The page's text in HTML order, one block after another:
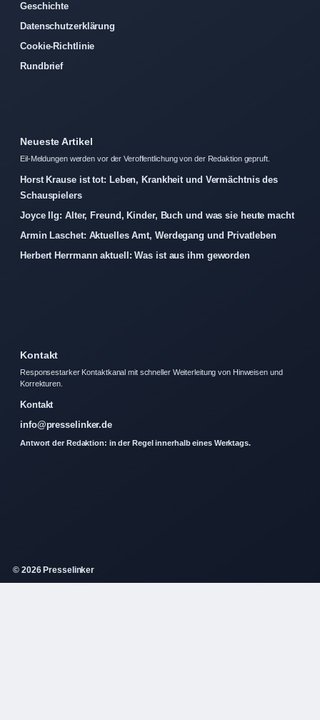
Geschichte
Datenschutzerklärung
Cookie-Richtlinie
Rundbrief
Neueste Artikel
Eil-Meldungen werden vor der Veroffentlichung von der Redaktion gepruft.
Horst Krause ist tot: Leben, Krankheit und Vermächtnis des
Schauspielers
Joyce Ilg: Alter, Freund, Kinder, Buch und was sie heute macht
Armin Laschet: Aktuelles Amt, Werdegang und Privatleben
Herbert Herrmann aktuell: Was ist aus ihm geworden
Kontakt
Responsestarker Kontaktkanal mit schneller Weiterleitung von Hinweisen und
Korrekturen.
Kontakt
info@presselinker.de
Antwort der Redaktion: in der Regel innerhalb eines Werktags.
© 2026 Presselinker